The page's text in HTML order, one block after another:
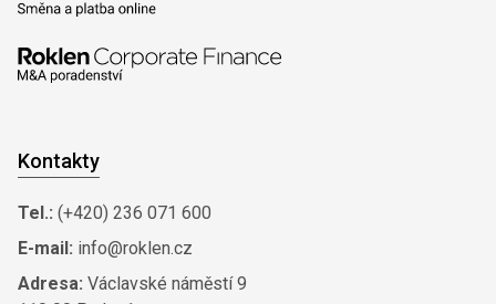
Kontakty
Tel.: (+420) 236 071 600
E-mail: info@roklen.cz
Adresa: Václavské náměstí 9